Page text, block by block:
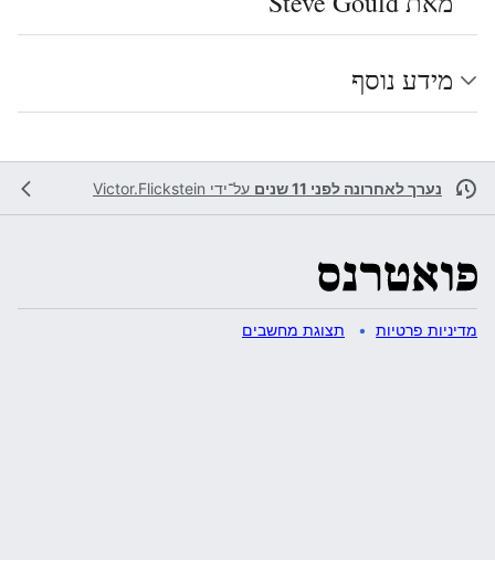
מידע נוסף
נערך לאחרונה לפני 11 שנים על־ידי Victor.Flickstein
מדיניות פרטיות תצוגת מחשבים